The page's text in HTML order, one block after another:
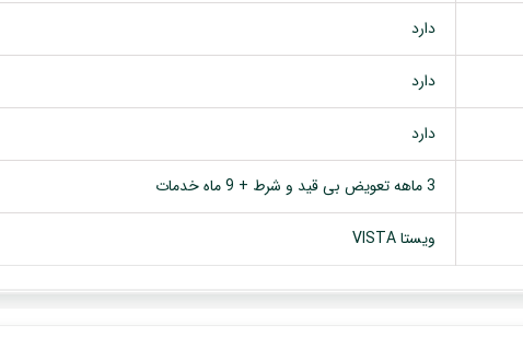
دارد
دارد
دارد
3 ماهه تعویض بی قید و شرط + 9 ماه خدمات
ویستا VISTA